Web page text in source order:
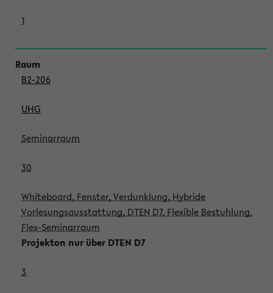
1
B2-206
UHG
Seminarraum
30
Whiteboard, Fenster, Verdunklung, Hybride
Vorlesungsausstattung, DTEN D7, Flexible Bestuhlung,
Flex-Seminarraum
Projekton nur über DTEN D7
3